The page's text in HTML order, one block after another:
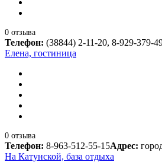
0 отзыва
Телефон: (38844) 2-11-20, 8-929-379-
Елена, гостиница
0 отзыва
Телефон: 8-963-512-55-15Адрес:
На Катунской, база отдыха